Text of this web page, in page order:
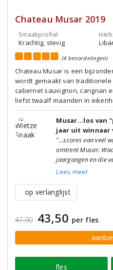
Chateau Musar 2019
Smaakprofiel
Krachtig, stevig
(4 beoordelingen)
Chateau Musar is een
wordt gemaakt van
cabernet sauvignon, carignan
liefst twaalf maanden in
Musar...los van
jaar uit winnaar
"...scores van veel
omtrent Musar.
jaargangen en die
Lees meer
op verlanglijst
47,90 43,50 per fles
fles